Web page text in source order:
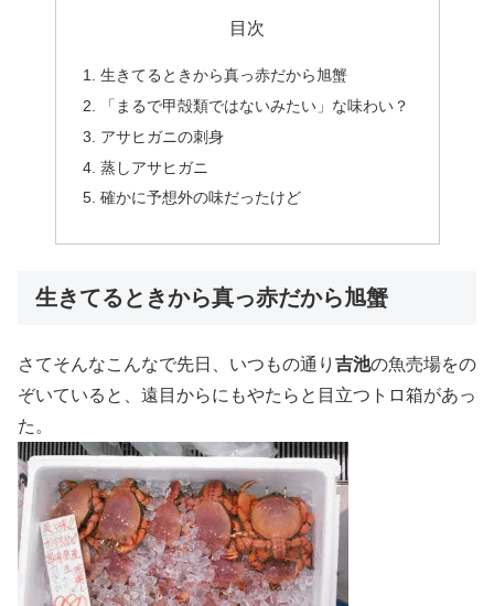
目次
生きてるときから真っ赤だから旭蟹
「まるで甲殻類ではないみたい」な味わい？
アサヒガニの刺身
蒸しアサヒガニ
確かに予想外の味だったけど
生きてるときから真っ赤だから旭蟹
さてそんなこんなで先日、いつもの通り 吉池の魚売場をの
ぞいていると、遠目からにもやたらと目立つトロ箱があっ
た。